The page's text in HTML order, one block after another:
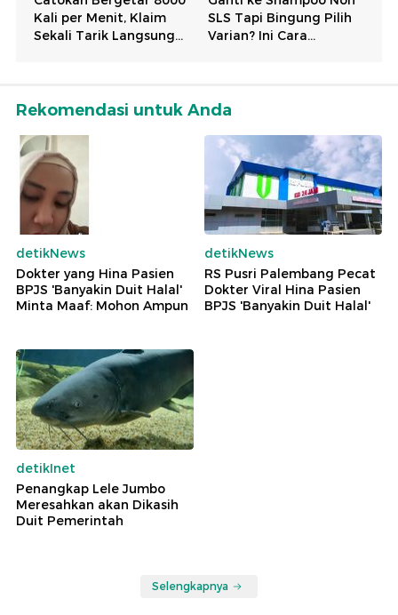
Rekomendasi untuk Anda
detikNews
Dokter yang Hina Pasien
BPJS 'Banyakin Duit Halal'
Minta Maaf: Mohon Ampun
detikNews
RS Pusri Palembang Pecat
Dokter Viral Hina Pasien
BPJS 'Banyakin Duit Halal'
detikInet
Penangkap Lele Jumbo
Meresahkan akan Dikasih
Duit Pemerintah
Selengkapnya